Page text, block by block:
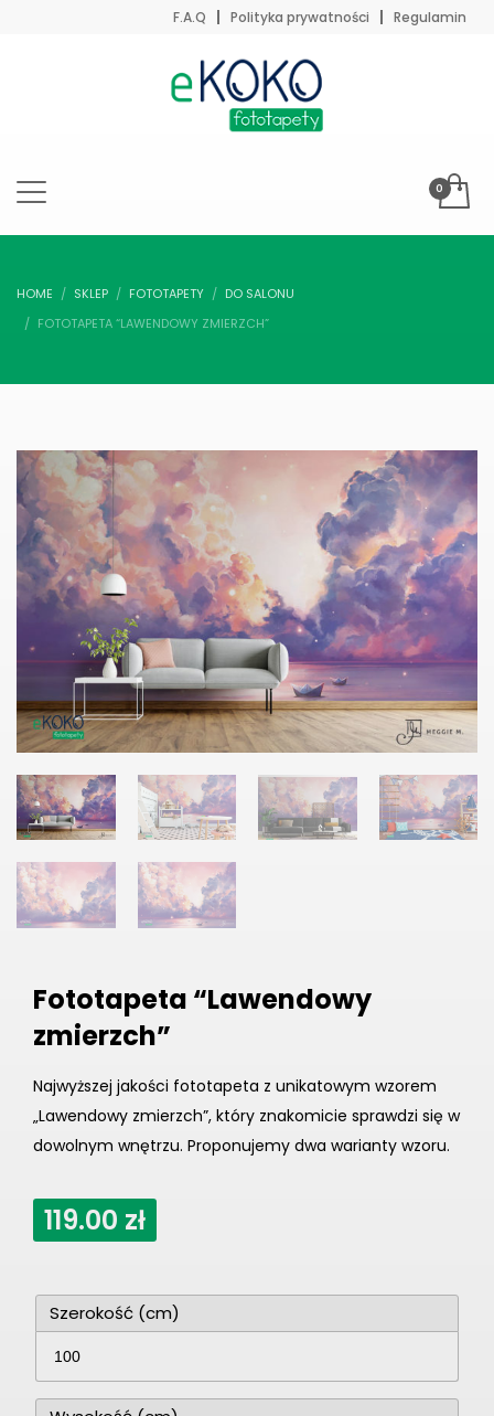
F.A.Q Polityka prywatności Regulamin
HOME SKLEP FOTOTAPETY
DO SALONU
FOTOTAPETA “LAWENDOWY ZMIERZCH”
Fototapeta “Lawendowy
zmierzch”
Najwyższej jakości fototapeta z unikatowym wzorem
„Lawendowy zmierzch”, który znakomicie sprawdzi się w
dowolnym wnętrzu. Proponujemy dwa warianty wzoru.
119.00 zł
Szerokość (cm)